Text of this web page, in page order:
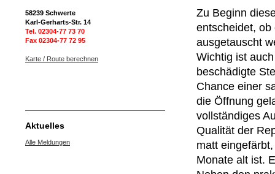
58239 Schwerte
Karl-Gerharts-Str. 14
Tel. 02304-77 73 70
Fax 02304-77 72 95
Karte / Route berechnen
Aktuelles
Alle Meldungen
Zu Beginn
entscheidet,
ausgetauscht
Wichtig ist
beschädigte
Chance einer
die Öffnung
vollständiges
Qualität der
matt
Monate alt ist.